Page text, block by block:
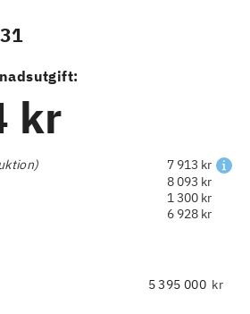
kr
7 913 kr
8 093 kr
1 300 kr
6 928 kr
kr